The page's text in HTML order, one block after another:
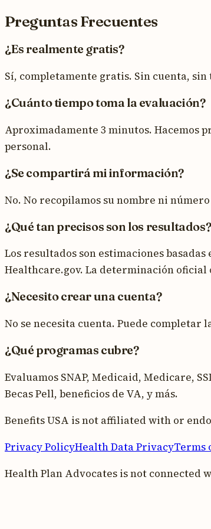
Preguntas Frecuentes
¿Es realmente gratis?
Sí, completamente gratis. Sin cuenta,
¿Cuánto tiempo toma la evaluación?
Aproximadamente 3 minutos. Hacemos
personal.
¿Se compartirá mi información?
No. No recopilamos su nombre ni
¿Qué tan precisos son los resultados?
Los resultados son estimaciones
Healthcare.gov. La determinación
¿Necesito crear una cuenta?
No se necesita cuenta. Puede
¿Qué programas cubre?
Evaluamos SNAP, Medicaid, Medicare,
Becas Pell, beneficios de VA, y más.
Benefits USA is not affiliated with or
Privacy PolicyHealth Data PrivacyTerms
Health Plan Advocates is not